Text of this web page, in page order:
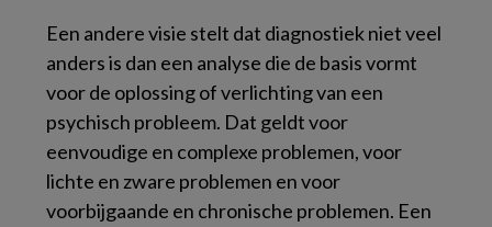
Een andere visie stelt dat diagnostiek niet veel
anders is dan een analyse die de basis vormt
voor de oplossing of verlichting van een
psychisch probleem. Dat geldt voor
eenvoudige en complexe problemen, voor
lichte en zware problemen en voor
voorbijgaande en chronische problemen. Een